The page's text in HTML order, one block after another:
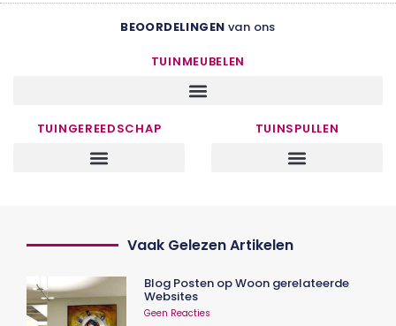
BEOORDELINGEN van ons
TUINMEUBELEN
TUINGEREEDSCHAP TUINSPULLEN
Vaak Gelezen Artikelen
Blog Posten op Woon gerelateerde
Websites
Geen Reacties